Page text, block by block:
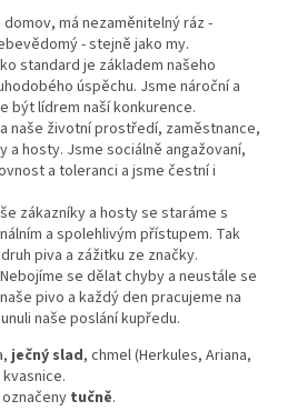
domov, má nezaměnitelný ráz -
- stejně jako my.
standard je základem našeho
úspěchu. Jsme nároční a
být lídrem naší konkurence.
naše životní prostředí, zaměstnance,
a hosty. Jsme sociálně angažovaní,
a toleranci a jsme čestní i
zákazníky a hosty se staráme s
a spolehlivým přístupem. Tak
piva a zážitku ze značky.
Nebojíme se dělat chyby a neustále se
pivo a každý den pracujeme na
naše poslání kupředu.
ječný slad, chmel (Herkules, Ariana,
tučně.